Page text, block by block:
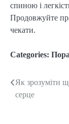
спиною і
Продовжуйте
чекати.
Categories:
Post
navigation
Як зрозуміти
серце